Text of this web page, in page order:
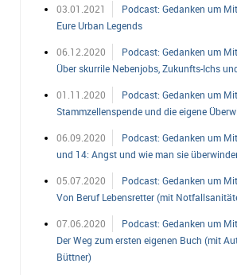
03.01.2021
Podcast: Gedanken um
Eure Urban Legends
06.12.2020
Podcast: Gedanken um
Über skurrile Nebenjobs, Zukunfts-Ichs
01.11.2020
Podcast: Gedanken um
Stammzellenspende und die eigene
06.09.2020
Podcast: Gedanken um
und 14: Angst und wie man sie
05.07.2020
Podcast: Gedanken um
Von Beruf Lebensretter (mit
07.06.2020
Podcast: Gedanken um
Der Weg zum ersten eigenen Buch (mit
Büttner)